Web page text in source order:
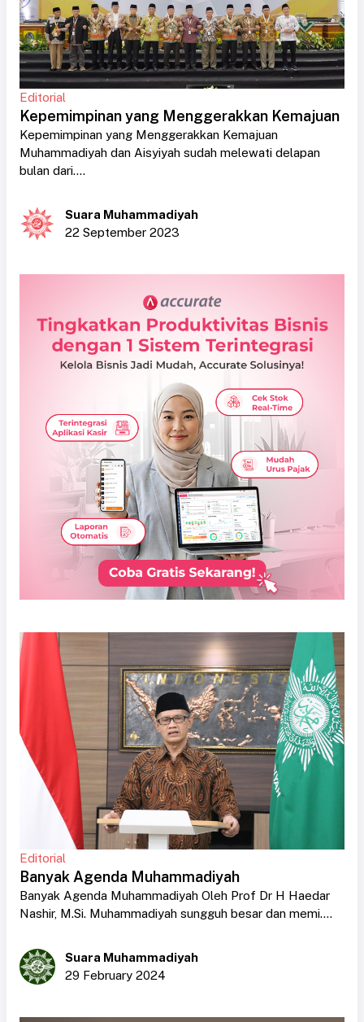
Editorial
Kepemimpinan yang Menggerakkan Kemajuan
Kepemimpinan yang Menggerakkan Kemajuan
Muhammadiyah dan Aisyiyah sudah melewati delapan
bulan dari....
Suara Muhammadiyah
22 September 2023
Editorial
Banyak Agenda Muhammadiyah
Banyak Agenda Muhammadiyah Oleh Prof Dr H Haedar
Nashir, M.Si. Muhammadiyah sungguh besar dan memi....
Suara Muhammadiyah
29 February 2024